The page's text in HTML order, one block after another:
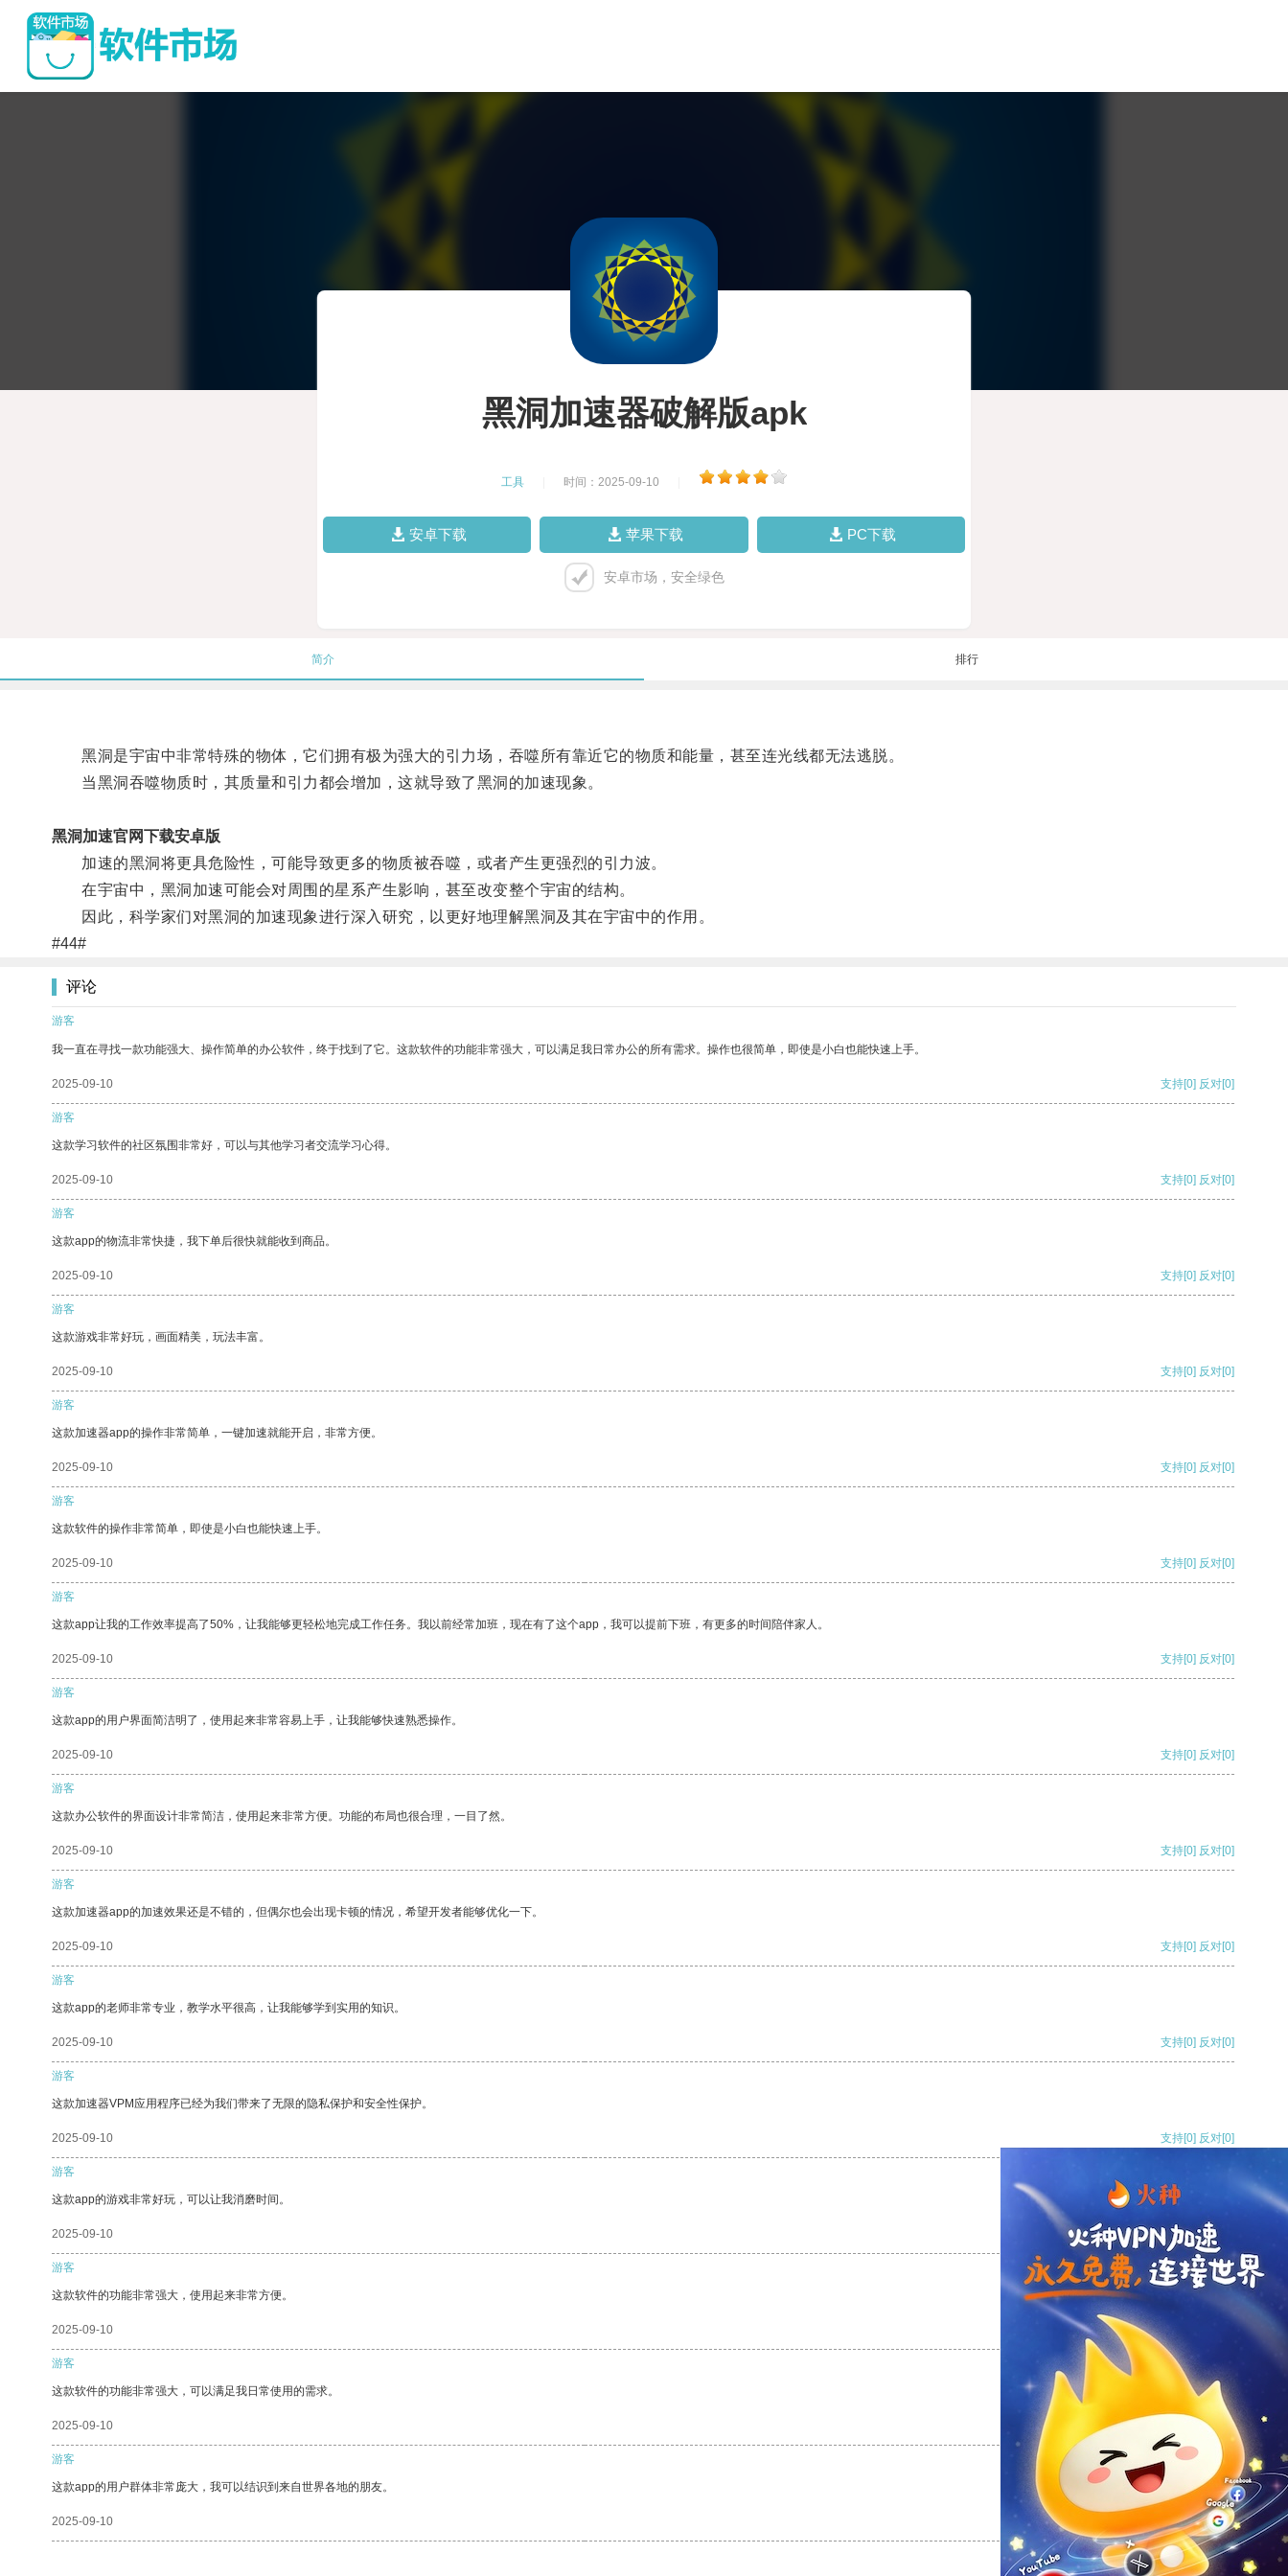
黑洞加速器破解版apk
工具 时间：2025-09-10
安卓下载 苹果下载 PC下载
安卓市场，安全绿色
简介 排行
黑洞是宇宙中非常特殊的物体，它们拥有极为强大的引力场，吞噬所有靠近它的物质和能量，甚至连光线都无法逃脱。
当黑洞吞噬物质时，其质量和引力都会增加，这就导致了黑洞的加速现象。
黑洞加速官网下载安卓版
加速的黑洞将更具危险性，可能导致更多的物质被吞噬，或者产生更强烈的引力波。
在宇宙中，黑洞加速可能会对周围的星系产生影响，甚至改变整个宇宙的结构。
因此，科学家们对黑洞的加速现象进行深入研究，以更好地理解黑洞及其在宇宙中的作用。
#44#
评论
游客
我一直在寻找一款功能强大、操作简单的办公软件，终于找到了它。这款软件的功能非常强大，可以满足我日常办公的所有需求。操作也很简单，即使是小白也能快速上手。
2025-09-10 支持[0] 反对[0]
游客
这款学习软件的社区氛围非常好，可以与其他学习者交流学习心得。
2025-09-10 支持[0] 反对[0]
游客
这款app的物流非常快捷，我下单后很快就能收到商品。
2025-09-10 支持[0] 反对[0]
游客
这款游戏非常好玩，画面精美，玩法丰富。
2025-09-10 支持[0] 反对[0]
游客
这款加速器app的操作非常简单，一键加速就能开启，非常方便。
2025-09-10 支持[0] 反对[0]
游客
这款软件的操作非常简单，即使是小白也能快速上手。
2025-09-10 支持[0] 反对[0]
游客
这款app让我的工作效率提高了50%，让我能够更轻松地完成工作任务。我以前经常加班，现在有了这个app，我可以提前下班，有更多的时间陪伴家人。
2025-09-10 支持[0] 反对[0]
游客
这款app的用户界面简洁明了，使用起来非常容易上手，让我能够快速熟悉操作。
2025-09-10 支持[0] 反对[0]
游客
这款办公软件的界面设计非常简洁，使用起来非常方便。功能的布局也很合理，一目了然。
2025-09-10 支持[0] 反对[0]
游客
这款加速器app的加速效果还是不错的，但偶尔也会出现卡顿的情况，希望开发者能够优化一下。
2025-09-10 支持[0] 反对[0]
游客
这款app的老师非常专业，教学水平很高，让我能够学到实用的知识。
2025-09-10 支持[0] 反对[0]
游客
这款加速器VPM应用程序已经为我们带来了无限的隐私保护和安全性保护。
2025-09-10 支持[0] 反对[0]
游客
这款app的游戏非常好玩，可以让我消磨时间。
2025-09-10 支持[0] 反对
游客
这款软件的功能非常强大，使用起来非常方便。
2025-09-10 支持
游客
这款软件的功能非常强大，可以满足我日常使用的需求。
2025-09-10 反对 [0]
游客
这款app的用户群体非常庞大，我可以结识到来自世界各地的朋友。
2025-09-10 支持[0] 反对[0]